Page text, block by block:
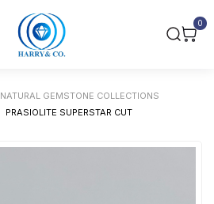
0
NATURAL GEMSTONE COLLECTIONS
PRASIOLITE SUPERSTAR CUT